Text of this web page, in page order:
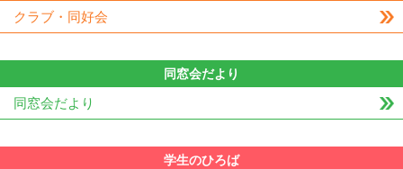
クラブ・同好会
同窓会だより
同窓会だより
学生のひろば